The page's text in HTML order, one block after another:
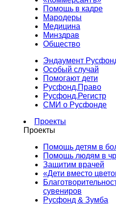
Помощь в кадре
Мародеры
Медицина
Минздрав
Общество
Эндаумент
Особый случай
Помогают дети
Русфонд.Право
Русфонд.Регистр
СМИ о Русфонде
Проекты
Проекты
Помощь детям в
Помощь людям в
Защитим врачей
«Дети вместо
сувениров
Русфонд & Зумба